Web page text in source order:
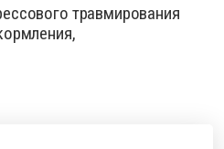
травмирования